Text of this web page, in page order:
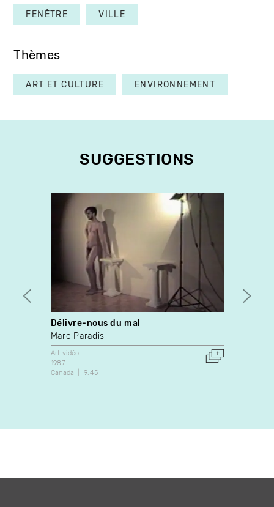
FENÊTRE VILLE
Thèmes
ART ET CULTURE ENVIRONNEMENT
SUGGESTIONS
Délivre-nous du mal
Marc Paradis
Art vidéo
1987
Canada
9:45